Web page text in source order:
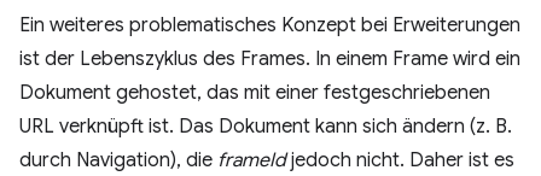
Ein weiteres problematisches Konzept bei Erweiterungen
ist der Lebenszyklus des Frames. In einem Frame wird ein
Dokument gehostet, das mit einer festgeschriebenen
URL verknüpft ist. Das Dokument kann sich ändern (z. B.
durch Navigation), die frameIdjedoch nicht. Daher ist es